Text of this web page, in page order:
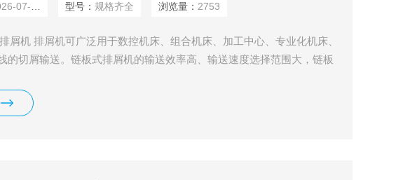
07-15 型号：规格齐全 浏览量： 2753
屑机 排屑机可广泛用于数控机床、组合机床、加工中心、专业化机床、
的切屑输送。链板式排屑机的输送效率高、输送速度选择范围大，链板
件均经耐磨及耐腐蚀处理。链板式排屑机工作运转平稳、无噪音，配有
电流过载发讯保护装置，安全可靠，是现代化生产中*的机床辅助设备